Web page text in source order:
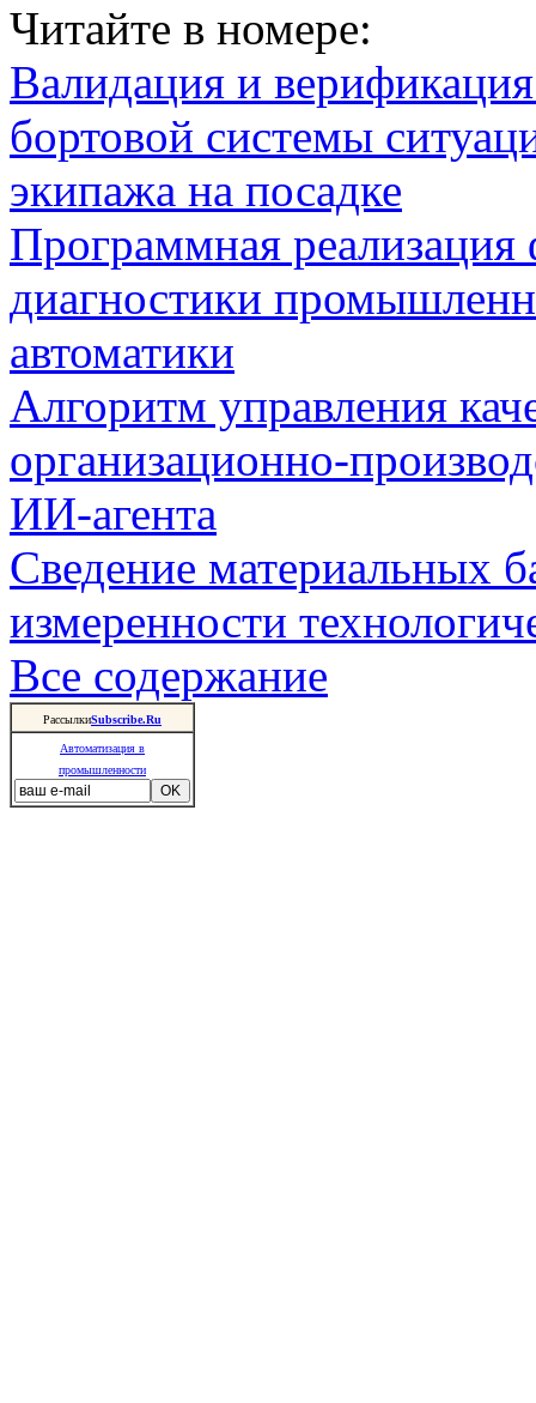
Читайте в номере:
Валидация и
бортовой системы
экипажа на посадке
Программная
диагностики
автоматики
Алгоритм управления
организационно-
ИИ-агента
Сведение материальных
измеренности
Все содержание
РассылкиSubscribe.Ru
Автоматизация в
промышленности